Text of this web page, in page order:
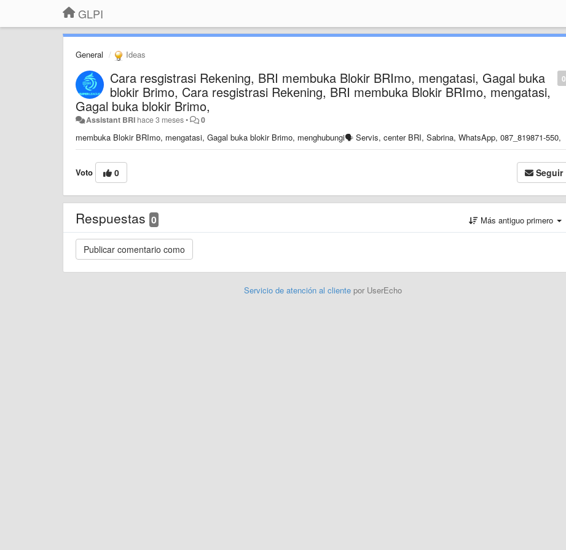
GLPI
General Ideas
0
Cara resgistrasi Rekening, BRI membuka Blokir BRImo, mengatasi, Gagal buka
blokir Brimo, Cara resgistrasi Rekening, BRI membuka Blokir BRImo, mengatasi,
Gagal buka blokir Brimo,
Assistant BRI hace 3 meses• 0
membuka Blokir BRImo, mengatasi, Gagal buka blokir Brimo, menghubungi🗣️ Servis, center BRI, Sabrina, WhatsApp, 087_819871-550,
Voto 0 Seguir
Respuestas 0 Más antiguo primero
Servicio de atención al clientepor UserEcho